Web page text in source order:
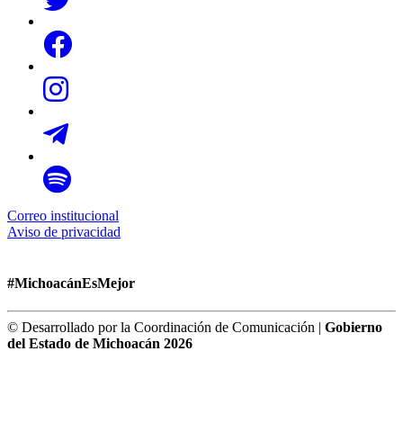
Correo institucional
Aviso de privacidad
#MichoacánEsMejor
© Desarrollado por la Coordinación de Comunicación | Gobierno
del Estado de Michoacán 2026